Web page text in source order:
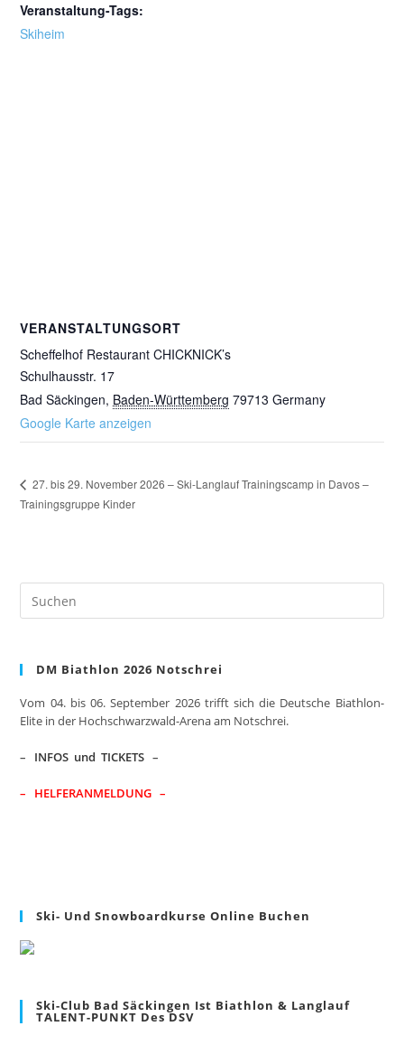
Veranstaltung-Tags:
Skiheim
VERANSTALTUNGSORT
Scheffelhof Restaurant CHICKNICK’s
Schulhausstr. 17
Bad Säckingen, Baden-Württemberg 79713 Germany
Google Karte anzeigen
27. bis 29. November 2026 – Ski-Langlauf Trainingscamp in Davos –
Trainingsgruppe Kinder
DM Biathlon 2026 Notschrei
Vom 04. bis 06. September 2026 trifft sich die Deutsche Biathlon-
Elite in der Hochschwarzwald-Arena am Notschrei.
– INFOS und TICKETS –
– HELFERANMELDUNG –
Ski- Und Snowboardkurse Online Buchen
Ski-Club Bad Säckingen Ist Biathlon & Langlauf
TALENT-PUNKT Des DSV